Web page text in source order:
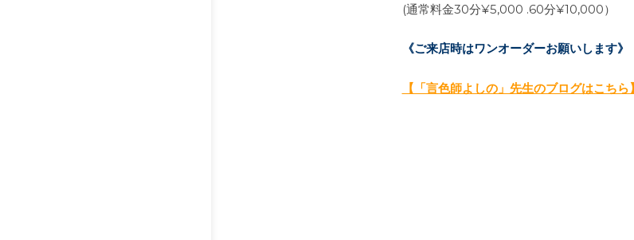
(通常料金30分¥5,000 .60分¥10,000）
《ご来店時はワンオーダーお願いします》
【「言色師よしの」先生のブログはこちら】